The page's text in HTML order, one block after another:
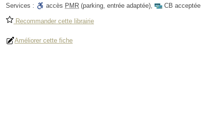
Services :
accès PMR (parking, entrée adaptée), CB acceptée
Recommander cette librairie
Améliorer cette fiche